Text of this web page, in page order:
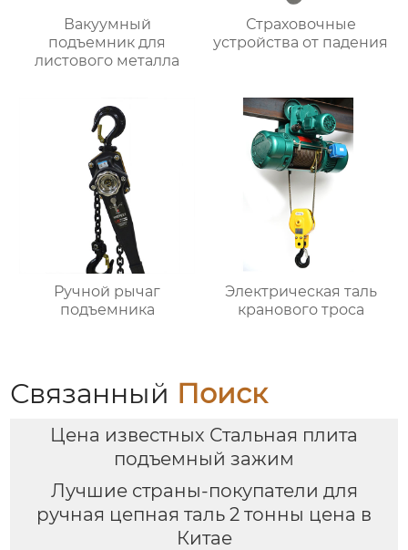
Вакуумный
подъемник для
листового металла
Страховочные
устройства от падения
Ручной рычаг
подъемника
Электрическая таль
кранового троса
Связанный Поиск
Цена известных Стальная плита
подъемный зажим
Лучшие страны-покупатели для
ручная цепная таль 2 тонны цена в
Китае